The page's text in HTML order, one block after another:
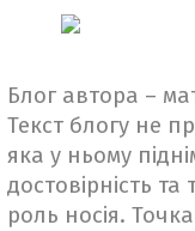
Блог автора –
Текст блогу не
яка у ньому
достовірність
роль носія.